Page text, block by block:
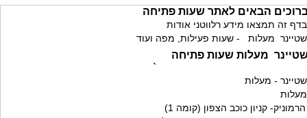
הבאים לאתר שעות פתיחה
בדף זה תמצאו מידע רלווטני אודות
שטיינר מעלות - שעות פעילות, מפה ועוד
מעלות שעות פתיחה
`
שטיינר - מעלות
מעלות
הרמוניק- קניון כוכב הצפון (קומה 1)